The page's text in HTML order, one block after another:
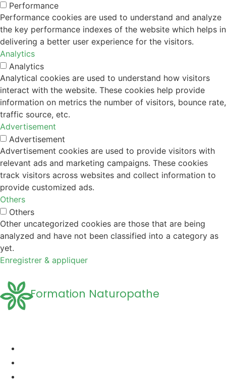
Performance
Performance cookies are used to understand and analyze
the key performance indexes of the website which helps in
delivering a better user experience for the visitors.
Analytics
Analytics
Analytical cookies are used to understand how visitors
interact with the website. These cookies help provide
information on metrics the number of visitors, bounce rate,
traffic source, etc.
Advertisement
Advertisement
Advertisement cookies are used to provide visitors with
relevant ads and marketing campaigns. These cookies
track visitors across websites and collect information to
provide customized ads.
Others
Others
Other uncategorized cookies are those that are being
analyzed and have not been classified into a category as
yet.
Enregistrer & appliquer
Formation Naturopathe